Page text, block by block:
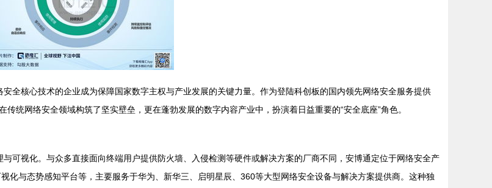
全核心技术的企业成为保障国家数字主权与产业发展的关键力量。作为登陆科创板的国内领先网络安全服务提供
统网络安全领域构筑了坚实壁垒，更在蓬勃发展的数字内容产业中，扮演着日益重要的“安全底座”角色。
视化。与众多直接面向终端用户提供防火墙、入侵检测等硬件或解决方案的厂商不同，安博通定位于网络安全产
化与态势感知平台等，主要服务于华为、新华三、启明星辰、360等大型网络安全设备与解决方案提供商。这种独